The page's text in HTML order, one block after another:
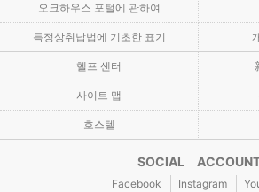
오크하우스 포털에 관하여
특정상취납법에 기초한 표기
헬프 센터
사이트 맵
호스텔
SOCIAL
Facebook Instagram